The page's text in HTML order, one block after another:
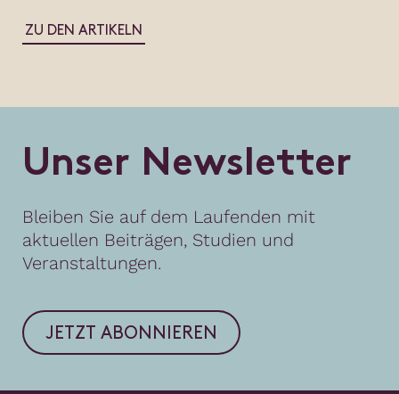
ZU DEN ARTIKELN
Unser Newsletter
Bleiben Sie auf dem Laufenden mit
aktuellen Beiträgen, Studien und
Veranstaltungen.
JETZT ABONNIEREN